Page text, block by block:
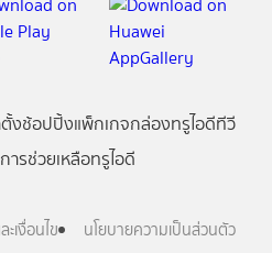
งช้อปปิ้งแพ็กเกจกล่องทรูไอดีทีวี
ารช่วยเหลือทรูไอดี
เงื่อนไข
นโยบายความเป็นส่วนตัว